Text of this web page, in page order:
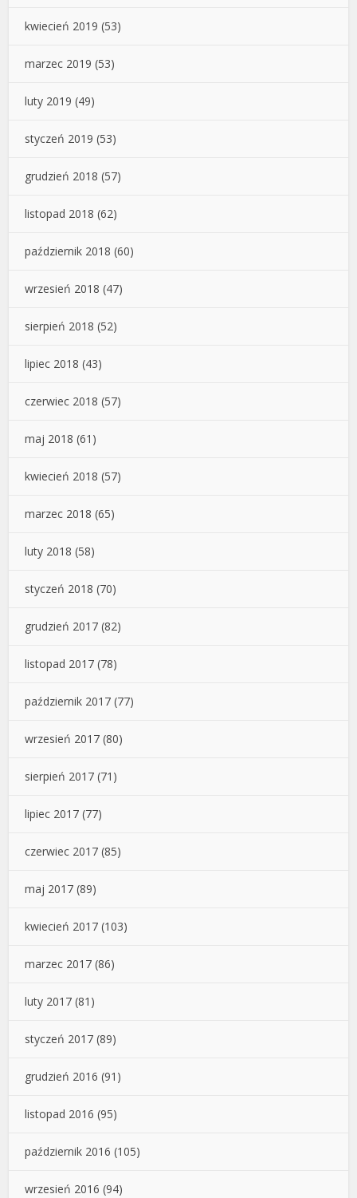
kwiecień 2019 (53)
marzec 2019 (53)
luty 2019 (49)
styczeń 2019 (53)
grudzień 2018 (57)
listopad 2018 (62)
październik 2018 (60)
wrzesień 2018 (47)
sierpień 2018 (52)
lipiec 2018 (43)
czerwiec 2018 (57)
maj 2018 (61)
kwiecień 2018 (57)
marzec 2018 (65)
luty 2018 (58)
styczeń 2018 (70)
grudzień 2017 (82)
listopad 2017 (78)
październik 2017 (77)
wrzesień 2017 (80)
sierpień 2017 (71)
lipiec 2017 (77)
czerwiec 2017 (85)
maj 2017 (89)
kwiecień 2017 (103)
marzec 2017 (86)
luty 2017 (81)
styczeń 2017 (89)
grudzień 2016 (91)
listopad 2016 (95)
październik 2016 (105)
wrzesień 2016 (94)